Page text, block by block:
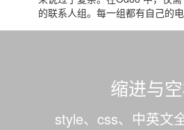
的联系人组。每一组都有自己的电
缩进与
style、css、中英文